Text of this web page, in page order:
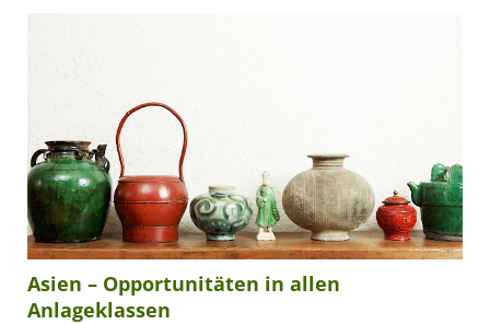
Asien – Opportunitäten in allen
Anlageklassen